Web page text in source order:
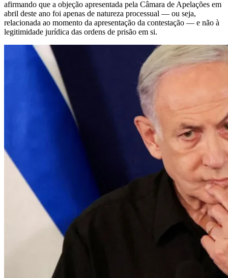
afirmando que a objeção apresentada pela Câmara de Apelações em
abril deste ano foi apenas de natureza processual — ou seja,
relacionada ao momento da apresentação da contestação — e não à
legitimidade jurídica das ordens de prisão em si.